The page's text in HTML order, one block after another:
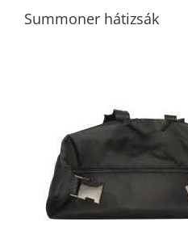
Summoner hátizsák